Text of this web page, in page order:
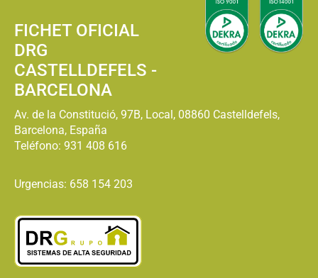
FICHET OFICIAL
DRG
CASTELLDEFELS -
BARCELONA
Av. de la Constitució, 97B, Local, 08860 Castelldefels,
Barcelona, España
Teléfono: 931 408 616
Urgencias: 658 154 203